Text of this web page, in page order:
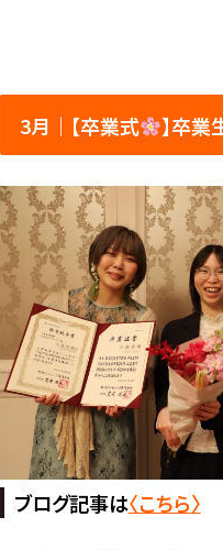
3月│【卒業式 】卒業
ブログ記事は〈こちら〉